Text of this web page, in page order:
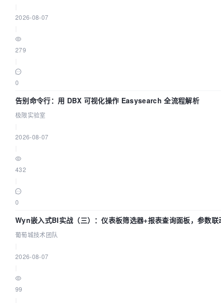
2026-08-07
279
0
告别命令行：用 DBX 可视化操作 Easysearch 全流程解析
极限实验室
2026-08-07
432
0
Wyn嵌入式BI实战（三）：仪表板筛选器+报表查询面板，参数联
葡萄城技术团队
2026-08-07
99